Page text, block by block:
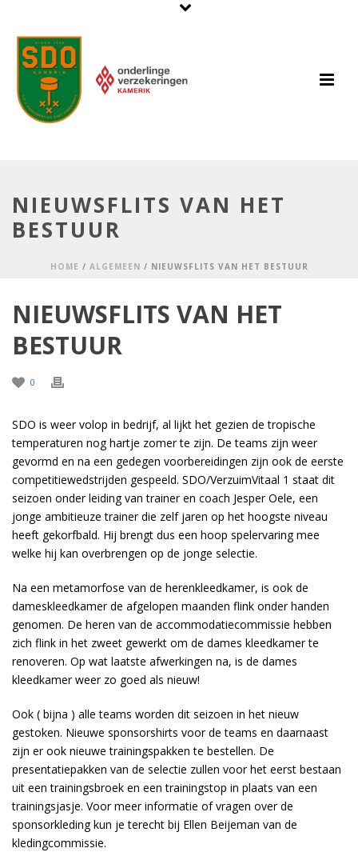
NIEUWSFLITS VAN HET
BESTUUR
HOME / ALGEMEEN / NIEUWSFLITS VAN HET BESTUUR
NIEUWSFLITS VAN HET
BESTUUR
0
SDO is weer volop in bedrijf, al lijkt het gezien de tropische
temperaturen nog hartje zomer te zijn. De teams zijn weer
gevormd en na een gedegen voorbereidingen zijn ook de eerste
competitiewedstrijden gespeeld. SDO/VerzuimVitaal 1 staat dit
seizoen onder leiding van trainer en coach Jesper Oele, een
jonge ambitieuze trainer die zelf jaren op het hoogste niveau
heeft gekorfbald. Hij brengt dus een hoop spelervaring mee
welke hij kan overbrengen op de jonge selectie.
Na een metamorfose van de herenkleedkamer, is ook de
dameskleedkamer de afgelopen maanden flink onder handen
genomen. De heren van de accommodatiecommissie hebben
zich flink in het zweet gewerkt om de dames kleedkamer te
renoveren. Op wat laatste afwerkingen na, is de dames
kleedkamer weer zo goed als nieuw!
Ook ( bijna ) alle teams worden dit seizoen in het nieuw
gestoken. Nieuwe sponsorshirts voor de teams en daarnaast
zijn er ook nieuwe trainingspakken te bestellen. De
presentatiepakken van de selectie zullen voor het eerst bestaan
uit een trainingsbroek en een trainingstop in plaats van een
trainingsjasje. Voor meer informatie of vragen over de
sponsorkleding kun je terecht bij Ellen Beijeman van de
kledingcommissie.